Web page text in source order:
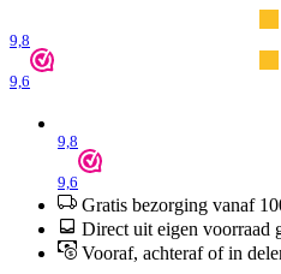
9,8
9,6
9,8
9,6
Gratis bezorging vanaf
Direct uit eigen voorraad
Vooraf, achteraf of in